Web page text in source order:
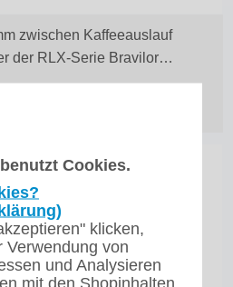
Cookies.
klicken,
Verwendung von
und Analysieren
mit den Shopinhalten
zwischen Kaffeeauslauf
der RLX-Serie Bravilor…